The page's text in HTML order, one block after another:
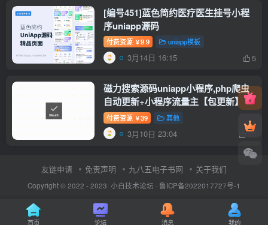
[编号451]蓝色简约医疗医生挂号小程
序uniapp源码
付费资源 ￥9.9 uniapp模板
3月14日 16:15 5
磁力搜索源码uniapp小程序,php爬虫
自动更新+小程序流量主【包更新】
付费资源 ￥39 其他
3月10日 23:04 10
友链申请 免责声明 九八五电子书网 关于我们
Copyright © 2022 - 2023· 小白技术论坛 · 鲁ICP备2022017727号-1
首页 论坛 消息 我的